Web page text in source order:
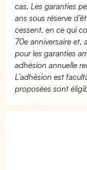
cas. Les garanties
ans sous réserve
cessent, en ce qui
70e anniversaire et,
pour les garanties
adhésion annuelle
L’adhésion est
proposées sont